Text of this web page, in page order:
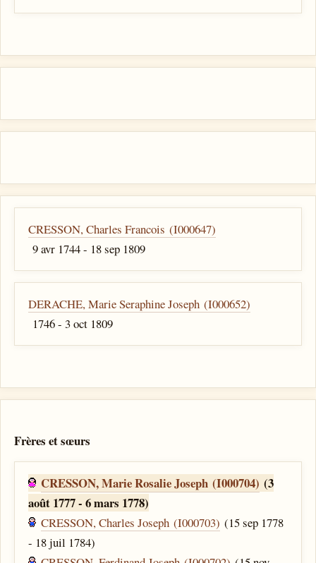
CRESSON, Charles Francois (I000647)
9 avr 1744 - 18 sep 1809
DERACHE, Marie Seraphine Joseph (I000652)
1746 - 3 oct 1809
Frères et sœurs
CRESSON, Marie Rosalie Joseph (I000704) (3
août 1777 - 6 mars 1778)
CRESSON, Charles Joseph (I000703) (15 sep 1778
- 18 juil 1784)